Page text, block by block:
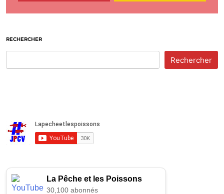
RECHERCHER
Rechercher
La Pêche et les Poissons
30,100 abonnés